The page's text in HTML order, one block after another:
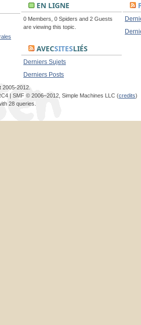
EN LIGNE
0 Members, 0 Spiders and 2 Guests
are viewing this topic.
AVECSITESLIÉS
Derniers Sujets
Derniers Posts
2012.
| SMF © 2006–2012, Simple Machines LLC (credits)
28 queries.